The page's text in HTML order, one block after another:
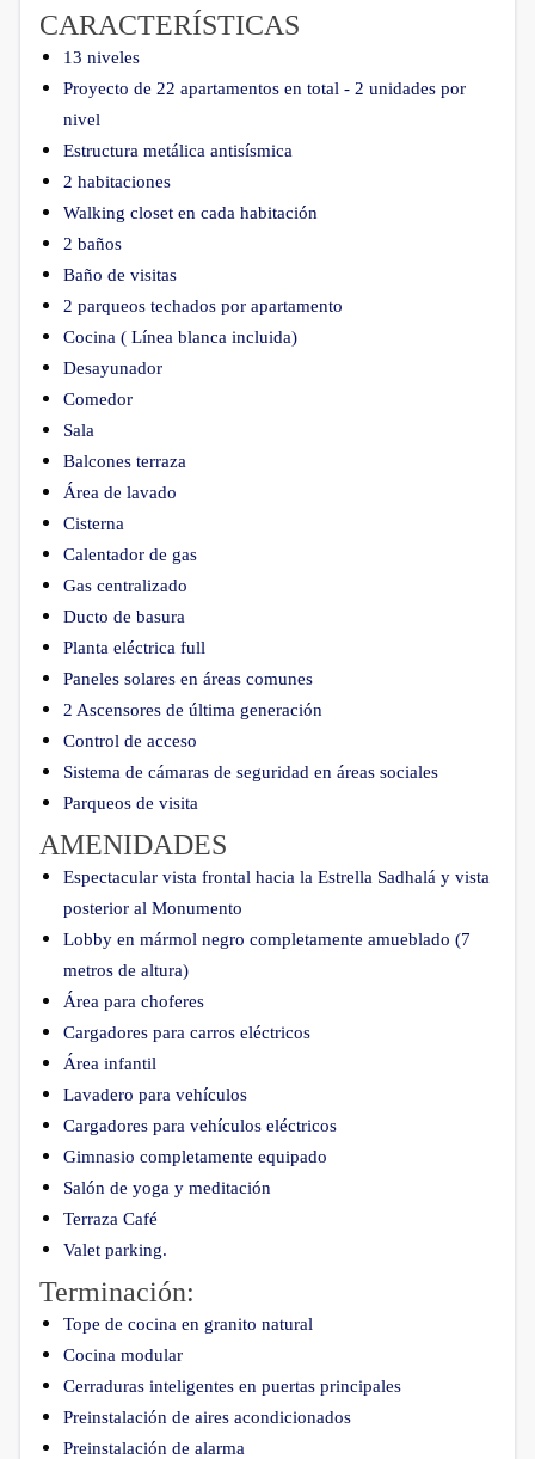
CARACTERÍSTICAS
13 niveles
Proyecto de 22 apartamentos en total - 2 unidades por
nivel
Estructura metálica antisísmica
2 habitaciones
Walking closet en cada habitación
2 baños
Baño de visitas
2 parqueos techados por apartamento
Cocina ( Línea blanca incluida)
Desayunador
Comedor
Sala
Balcones terraza
Área de lavado
Cisterna
Calentador de gas
Gas centralizado
Ducto de basura
Planta eléctrica full
Paneles solares en áreas comunes
2 Ascensores de última generación
Control de acceso
Sistema de cámaras de seguridad en áreas sociales
Parqueos de visita
AMENIDADES
Espectacular vista frontal hacia la Estrella Sadhalá y vista
posterior al Monumento
Lobby en mármol negro completamente amueblado (7
metros de altura)
Área para choferes
Cargadores para carros eléctricos
Área infantil
Lavadero para vehículos
Cargadores para vehículos eléctricos
Gimnasio completamente equipado
Salón de yoga y meditación
Terraza Café
Valet parking.
Terminación:
Tope de cocina en granito natural
Cocina modular
Cerraduras inteligentes en puertas principales
Preinstalación de aires acondicionados
Preinstalación de alarma